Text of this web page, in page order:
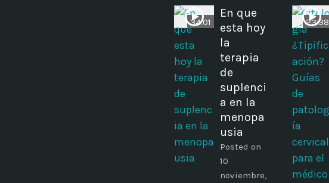
34:01
En que
esta hoy
la
terapia
de
suplenci
a en la
menopa
usia
Posted on
10
noviembre,
23:38